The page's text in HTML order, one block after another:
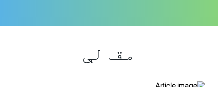
مقالې